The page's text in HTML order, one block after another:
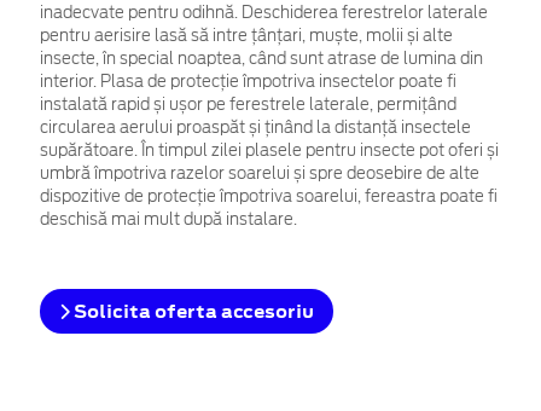
inadecvate pentru odihnă. Deschiderea ferestrelor laterale
pentru aerisire lasă să intre țânțari, muște, molii și alte
insecte, în special noaptea, când sunt atrase de lumina din
interior. Plasa de protecție împotriva insectelor poate fi
instalată rapid și ușor pe ferestrele laterale, permițând
circularea aerului proaspăt și ținând la distanță insectele
supărătoare. În timpul zilei plasele pentru insecte pot oferi și
umbră împotriva razelor soarelui și spre deosebire de alte
dispozitive de protecție împotriva soarelui, fereastra poate fi
deschisă mai mult după instalare.
Solicita oferta accesoriu